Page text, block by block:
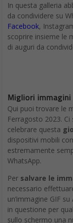
In questa galleria
da condividere su
Facebook,
scoprire insieme le
di auguri da
Migliori
Qui puoi trovare le
Ferragosto 2023.
celebrare questa
dispositivi mobili
estremamente
WhatsApp.
Per salvare le
necessario
un’immagine GIF
in questione per
sullo schermo una